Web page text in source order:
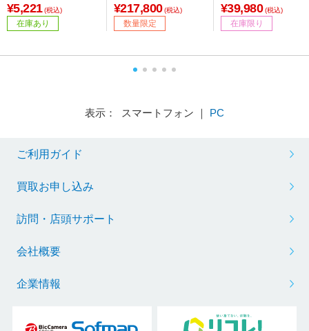
¥5,221 (税込)
在庫あり
K対応 /BS・CS 4Kチ
ューナー内蔵 /YouTub
e対応］ 【買い替え50
¥217,800 (税込)
数量限定
［32V型 /ハイビジョ
ン］
¥39,980 (税込)
在庫限り
表示： スマートフォン ｜ PC
ご利用ガイド
買取お申し込み
訪問・店頭サポート
会社概要
企業情報